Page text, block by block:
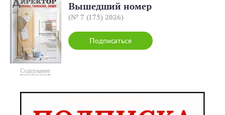
Содержание
Подписаться
Вышедший номер
(№ 7 (175) 2026)